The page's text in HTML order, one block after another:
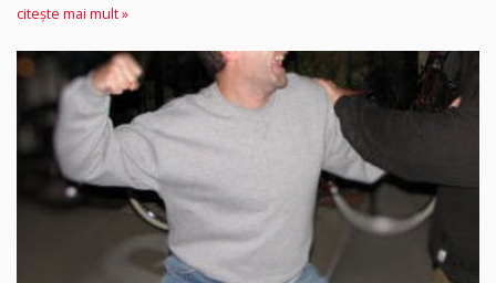
citește mai mult »